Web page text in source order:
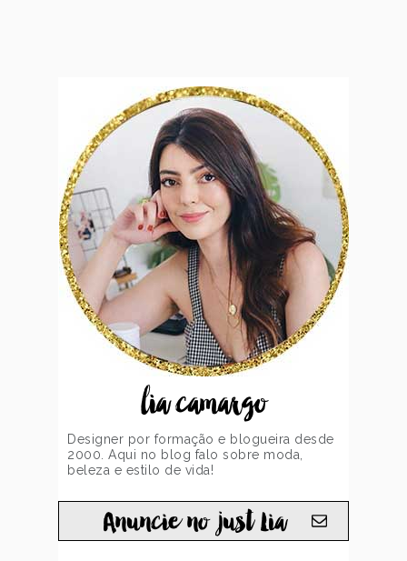
lia camargo
Designer por formação e blogueira desde
2000. Aqui no blog falo sobre moda,
beleza e estilo de vida!
Anuncie no just Lia